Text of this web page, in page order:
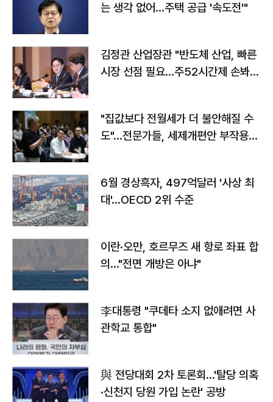
는 생각 없어…주택 공급 '속도전'"
김정관 산업장관 "반도체 산업, 빠른
시장 선점 필요…주52시간제 손봐
"집값보다 전월세가 더 불안해질 수
도"…전문가들, 세제개편안 부작용
6월 경상흑자, 497억달러 '사상 최
대'…OECD 2위 수준
이란·오만, 호르무즈 새 항로 좌표 합
의…"전면 개방은 아냐"
李대통령 "쿠데타 소지 없애려면 사
관학교 통합"
與 전당대회 2차 토론회…'탈당 의혹
·신천지 당원 가입 논란' 공방